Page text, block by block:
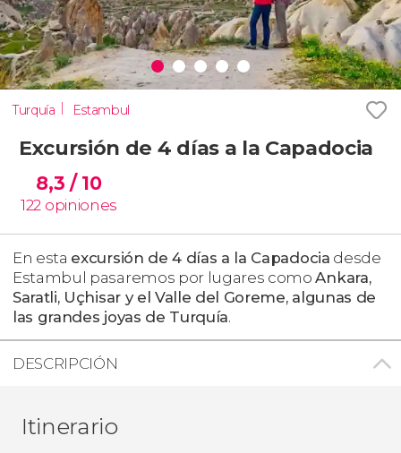
Turquía Estambul
Excursión de 4 días a la Capadocia
8,3/ 10
122 opiniones
En esta excursión de 4 días a la Capadocia desde
Estambul pasaremos por lugares comoAnkara,
Saratli, Uçhisar y el Valle del Goreme, algunas de
las grandes joyas de Turquía.
DESCRIPCIÓN
Itinerario